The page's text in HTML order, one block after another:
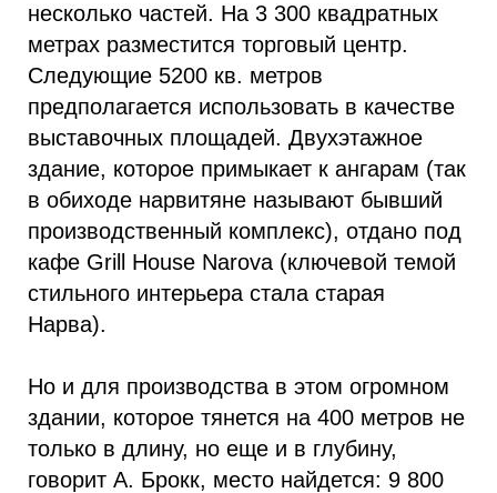
несколько частей. На 3 300 квадратных
метрах разместится торговый центр.
Следующие 5200 кв. метров
предполагается использовать в качестве
выставочных площадей. Двухэтажное
здание, которое примыкает к ангарам (так
в обиходе нарвитяне называют бывший
производственный комплекс), отдано под
кафе Grill House Narova (ключевой темой
стильного интерьера стала старая
Нарва).
Но и для производства в этом огромном
здании, которое тянется на 400 метров не
только в длину, но еще и в глубину,
говорит А. Брокк, место найдется: 9 800